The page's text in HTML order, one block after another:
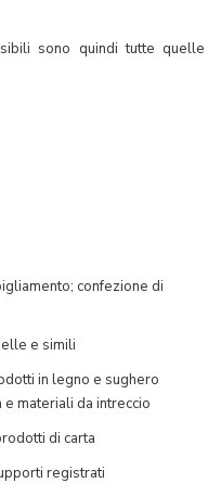
sono quindi tutte quelle
confezione di
e simili
in legno e sughero
materiali da intreccio
di carta
registrati